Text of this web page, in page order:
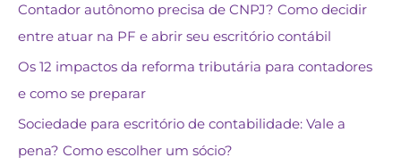
Contador autônomo precisa de CNPJ? Como decidir
entre atuar na PF e abrir seu escritório contábil
Os 12 impactos da reforma tributária para contadores
e como se preparar
Sociedade para escritório de contabilidade: Vale a
pena? Como escolher um sócio?